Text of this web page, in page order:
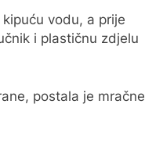
vodu, a prije
i plastičnu zdjelu
postala je mračne